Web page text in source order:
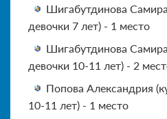
Шигабутдинова Самира
девочки 7 лет) - 1 место
Шигабутдинова
девочки 10-11 лет) - 2
Попова Александрия
10-11 лет) - 1 место